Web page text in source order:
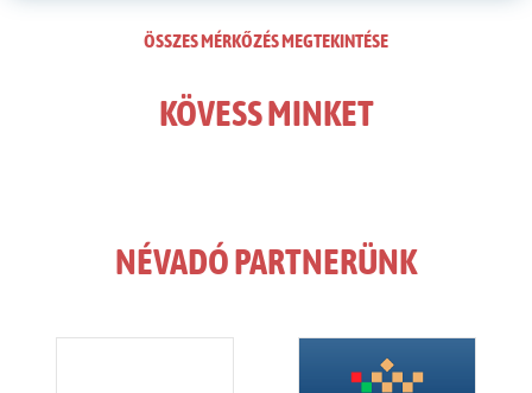
ÖSSZES MÉRKŐZÉS MEGTEKINTÉSE
KÖVESS MINKET
NÉVADÓ PARTNERÜNK